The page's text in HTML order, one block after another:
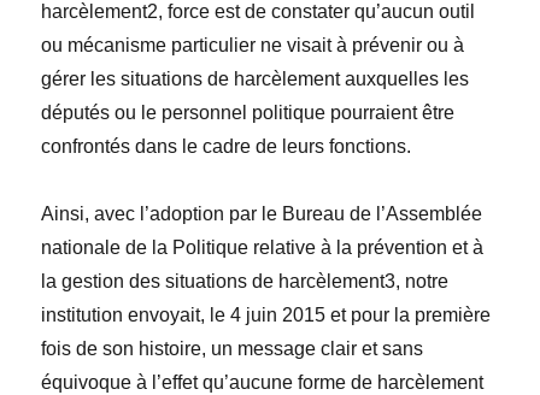
harcèlement2, force est de constater qu’aucun outil
ou mécanisme particulier ne visait à prévenir ou à
gérer les situations de harcèlement auxquelles les
députés ou le personnel politique pourraient être
confrontés dans le cadre de leurs fonctions.
Ainsi, avec l’adoption par le Bureau de l’Assemblée
nationale de la Politique relative à la prévention et à
la gestion des situations de harcèlement3, notre
institution envoyait, le 4 juin 2015 et pour la première
fois de son histoire, un message clair et sans
équivoque à l’effet qu’aucune forme de harcèlement